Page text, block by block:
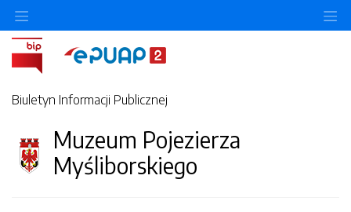
Biuletyn Informacji Publicznej
Muzeum Pojezierza
Myśliborskiego